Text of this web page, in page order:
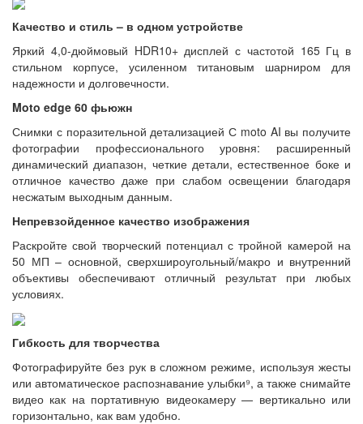
Качество и стиль – в одном устройстве
Яркий 4,0-дюймовый HDR10+ дисплей с частотой 165 Гц в
стильном корпусе, усиленном титановым шарниром для
надежности и долговечности.
Moto edge 60 фьюжн
Снимки с поразительной детализацией С moto AI вы получите
фотографии профессионального уровня: расширенный
динамический диапазон, четкие детали, естественное боке и
отличное качество даже при слабом освещении благодаря
несжатым выходным данным.
Непревзойденное качество изображения
Раскройте свой творческий потенциал с тройной камерой на
50 МП – основной, сверхшироугольный/макро и внутренний
объективы обеспечивают отличный результат при любых
условиях.
Гибкость для творчества
Фотографируйте без рук в сложном режиме, используя жесты
или автоматическое распознавание улыбки⁹, а также снимайте
видео как на портативную видеокамеру — вертикально или
горизонтально, как вам удобно.